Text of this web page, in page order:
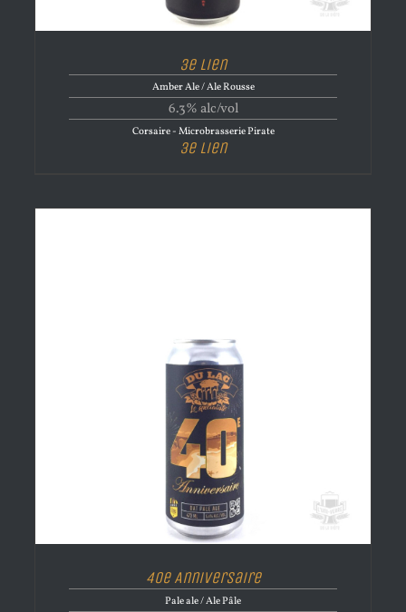
3e lien
Amber Ale / Ale Rousse
6.3% alc/vol
Corsaire - Microbrasserie Pirate
3e lien
40e Anniversaire
Pale ale / Ale Pâle